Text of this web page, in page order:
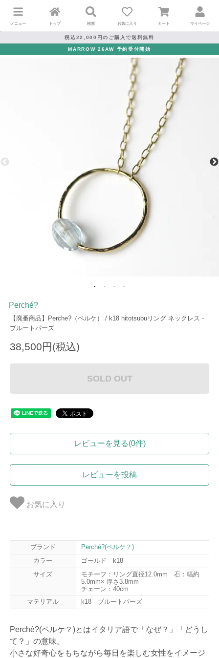
メニュー トップ 検索 お気に入り カート マイページ
税込22,000円のご購入で送料無料
MARROW 26AW 予約受付開始
Perché?
【廃番商品】Perche?（ペルケ） / k18 hitotsubuリング ネックレス -
ブルートパーズ
38,500円(税込)
SOLD OUT
レビューを見る(0件)
レビューを投稿
お気に入り
ブランド
Perché?(ペルケ？)
カラー
ゴールド k18
サイズ
モチーフ：リング直径12.0mm 石：幅約
5.0mm× 厚さ3.8mm
チェーン：40cm
マテリアル
k18 ブルートパーズ
Perché?(ペルケ？)とはイタリア語で「なぜ？」「どうし
て？」の意味。
小さな好奇心をもちながら毎日を楽しむ女性をイメージ